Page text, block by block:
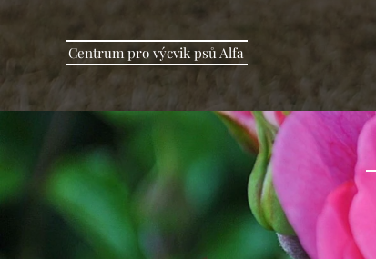
Centrum pro výcvik psů Alfa